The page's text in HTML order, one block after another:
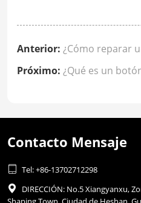
Anterior: ¿Cómo reparar
Próximo: ¿Qué es un
Contacto Mensaje
 Tel: +86-13702712298

DIRECCIÓN: No.5 Xiangyanxu,